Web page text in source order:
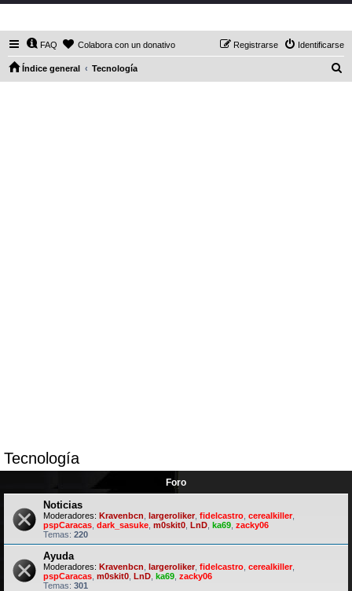
FAQ Colabora con un donativo Identificarse
Registrarse
Índice general Tecnología
Tecnología
Foro
Noticias
Moderadores: Kravenbcn largeroliker, fidelcastro cerealkiller,
pspCaracas dark_sasuke m0skit0 LnD ka69 zacky06
Temas: 220
Ayuda
Moderadores: Kravenbcn largeroliker fidelcastro cerealkiller
pspCaracas m0skit0 LnD ka69 zacky06
Temas: 301